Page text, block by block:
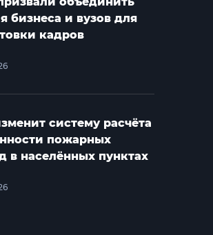
бизнеса и вузов для
кадров
систему расчёта
пожарных
в населённых пунктах